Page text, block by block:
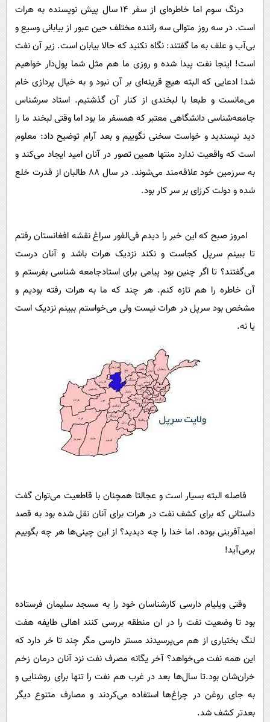
درنگ سوم اما خاطره‌ای از سفر 14 سال پیش نویسنده به هرات
است. در سه روز متوالی سه راننده مختلف حین عبور از بیابانی وسیع و
بی‌آب و علف به ما گفتند: نگاه نکنید که حالا بیابان است. زیر آن نفت
است! اینجا نفت پیدا شده و روزی ما هم مثل شما پول‌دار خواهیم
شد! ادعایی که البته هیچ قرینه‌ای بر آن نبود و به خیال پردازی خام
می‌مانست و طبعا با لبخندی از کنار آن گذشتیم. استاد سرشناس
جامعه‌شناسی دانشگاهی معتبر که همسفر ما بود اما وقتی لبخند ما را
دید نپسندید و خواست سخنی نگوییم و بعد آرام توضیح داد: معلوم
است که واقعیت ندارد منتها همین تصور در آنان امید ایجاد می‌کند و
به سرزمین خود علاقه‌مند می‌شوند. در سال 88 طالبان از قدرت خلع
شده و دولت کرزای بر سر کار بود.
امروز صبح که این خبر را دیدم فی‌الفور سراغ نقشه افغانستان رفتم
تا ببینم سرپل کجاست و نکند نزدیک هرات باشد و آنان درست
می‌گفتند؟ تا اگر چنین بود پیامی برای استادجامعه شناسی بفرستم و
آن خاطره را هم تازه کنم. هر چند که ما به هرات رفته بودیم و
مشخص بود سرپل در هرات نیست ولی می‌خواستم ببینم نزدیک است
یا نه.
فاصله البته بسیار است و عجالتا همچنان با قاطعیت می‌توان گفت
داستانی که برای کشف نفت در هرات برای آنان نقل شده بود به قصد
امیدآفرینی بوده. اما خدا را چه دیدید؟ از این چینی‌ها هر چه بگوییم
برمی‌آید!
وقتی ویلیام دارسی کارشناسان خود را به مسجد سلیمان فرستاده
بود تا وضعیت نفت را در ان منطقه بررسی کنند اهالی طایفه هفت
لنگ بختیاری از هم می‌پرسیدند مستر دارسی مگر چند تا خر دارد که
این همه نفت می‌خواهد؟ آخر یگانه مصرف نفت نزد آنان درمان زخم
خران‌شان بود.تا سال‌ها بعد در غرب هم نفت را تنها برای روشنایی و
به جای روغن در چراغ‌ها استفاده می‌کردند و مصارف متنوع دیگر
بعدتر کشف شد.